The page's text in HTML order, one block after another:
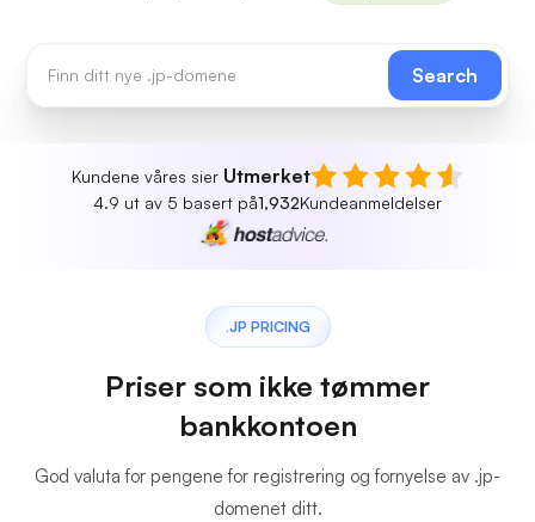
Search
Kundene våres sier Utmerket
4.9 ut av 5 basert på1,932Kundeanmeldelser
.JP PRICING
Priser som ikke tømmer
bankkontoen
God valuta for pengene for registrering og fornyelse av .jp-
domenet ditt.